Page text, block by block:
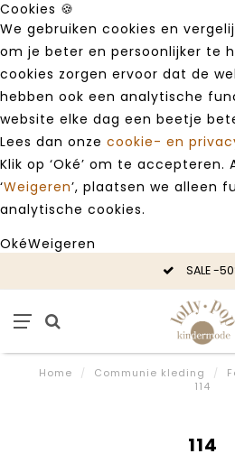
Cookies 🍪
We gebruiken cookies en
om je beter en persoonlijker te
cookies zorgen ervoor dat de
hebben ook een analytische
website elke dag een beetje
Lees dan onze cookie- en
Klik op ‘Oké’ om te accepteren.
‘Weigeren’, plaatsen we alleen
analytische cookies.
OkéWeigeren
SALE -
Home / Communie kleding /
114
114